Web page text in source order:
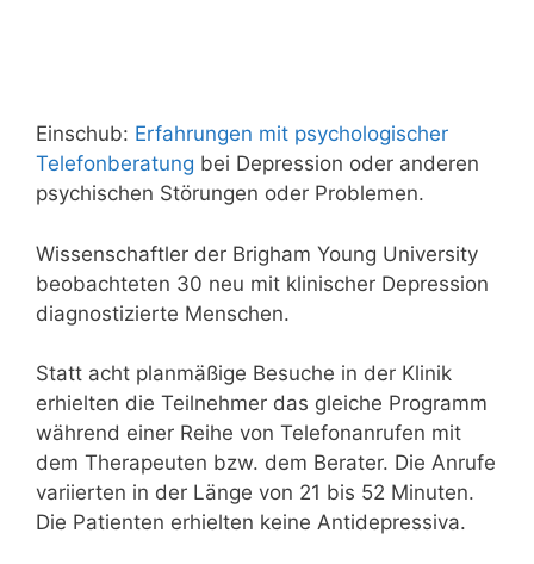
Einschub: Erfahrungen mit psychologischer
Telefonberatung bei Depression oder anderen
psychischen Störungen oder Problemen.
Wissenschaftler der Brigham Young University
beobachteten 30 neu mit klinischer Depression
diagnostizierte Menschen.
Statt acht planmäßige Besuche in der Klinik
erhielten die Teilnehmer das gleiche Programm
während einer Reihe von Telefonanrufen mit
dem Therapeuten bzw. dem Berater. Die Anrufe
variierten in der Länge von 21 bis 52 Minuten.
Die Patienten erhielten keine Antidepressiva.